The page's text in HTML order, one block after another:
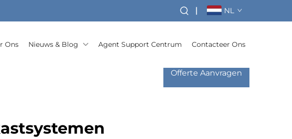
| NL
Ons Nieuws & Blog Agent Support Centrum Contacteer Ons
Offerte Aanvragen